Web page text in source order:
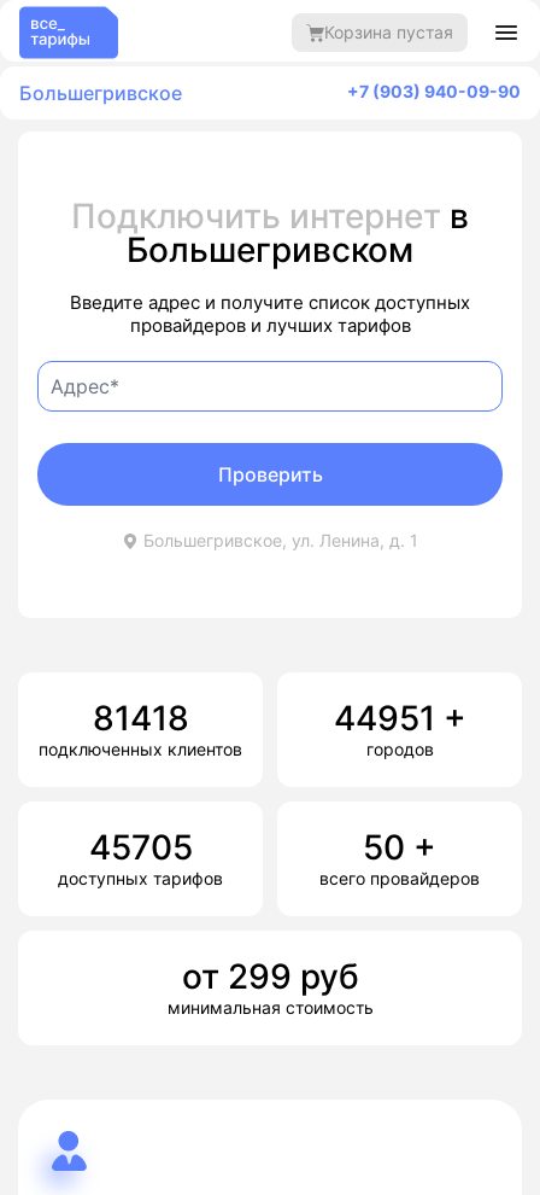
Корзина пустая
Большегривское +7 (903) 940-09-90
Подключить интернет в
Большегривском
Введите адрес и получите список доступных
провайдеров и лучших тарифов
Большегривское, ул. Ленина, д. 1
Проверить
81418
подключенных клиентов
44951 +
городов
45705
доступных тарифов
50 +
всего провайдеров
от 299 руб
минимальная стоимость